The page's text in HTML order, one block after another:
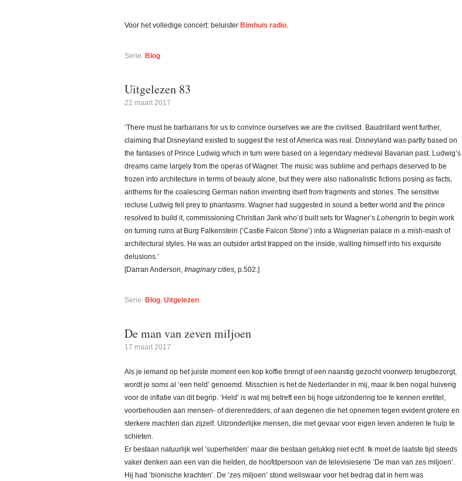
Voor het volledige concert: beluister Bimhuis radio.
Serie: Blog
Uitgelezen 83
22 maart 2017
‘There must be barbarians for us to convince ourselves we are the civilised. Baudrillard went further,
claiming that Disneyland existed to suggest the rest of America was real. Disneyland was partly based on
the fantasies of Prince Ludwig which in turn were based on a legendary medieval Bavarian past. Ludwig’s
dreams came largely from the operas of Wagner. The music was sublime and perhaps deserved to be
frozen into architecture in terms of beauty alone, but they were also nationalistic fictions posing as facts,
anthems for the coalescing German nation inventing itself from fragments and stories. The sensitive
recluse Ludwig fell prey to phantasms. Wagner had suggested in sound a better world and the prince
resolved to build it, commissioning Christian Jank who’d built sets for Wagner’s Lohengrin to begin work
on turning ruins at Burg Falkenstein (‘Castle Falcon Stone’) into a Wagnerian palace in a mish-mash of
architectural styles. He was an outsider artist trapped on the inside, walling himself into his exquisite
delusions.’
[Darran Anderson, Imaginary cities, p.502.]
Serie: Blog, Uitgelezen
De man van zeven miljoen
17 maart 2017
Als je iemand op het juiste moment een kop koffie brengt of een naarstig gezocht voorwerp terugbezorgt,
wordt je soms al ‘een held’ genoemd. Misschien is het de Nederlander in mij, maar ik ben nogal huiverig
voor de inflatie van dit begrip. ‘Held’ is wat mij betreft een bij hoge uitzondering toe te kennen eretitel,
voorbehouden aan mensen- of dierenredders, of aan degenen die het opnemen tegen evident grotere en
sterkere machten dan zijzelf. Uitzonderlijke mensen, die met gevaar voor eigen leven anderen te hulp te
schieten.
Er bestaan natuurlijk wel ‘superhelden’ maar die bestaan gelukkig niet echt. Ik moet de laatste tijd steeds
vaker denken aan een van die helden, de hoofdpersoon van de televisieserie ‘De man van zes miljoen’.
Hij had ‘bionische krachten’. De ‘zes miljoen’ stond weliswaar voor het bedrag dat in hem was